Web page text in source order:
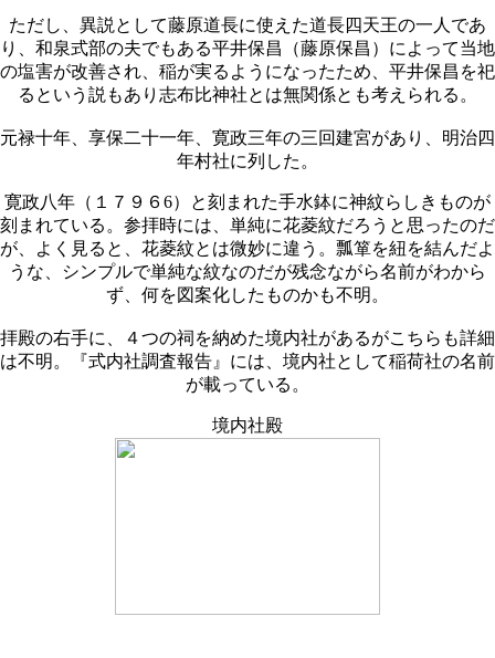
ただし、異説として藤原道長に使えた道長四天王の一人であ
り、和泉式部の夫でもある平井保昌（藤原保昌）によって当地
の塩害が改善され、稲が実るようになったため、平井保昌を祀
るという説もあり志布比神社とは無関係とも考えられる。
元禄十年、享保二十一年、寛政三年の三回建宮があり、明治四
年村社に列した。
寛政八年（１７９６6）と刻まれた手水鉢に神紋らしきものが
刻まれている。参拝時には、単純に花菱紋だろうと思ったのだ
が、よく見ると、花菱紋とは微妙に違う。瓢箪を紐を結んだよ
うな、シンプルで単純な紋なのだが残念ながら名前がわから
ず、何を図案化したものかも不明。
拝殿の右手に、４つの祠を納めた境内社があるがこちらも詳細
は不明。『式内社調査報告』には、境内社として稲荷社の名前
が載っている。
境内社殿